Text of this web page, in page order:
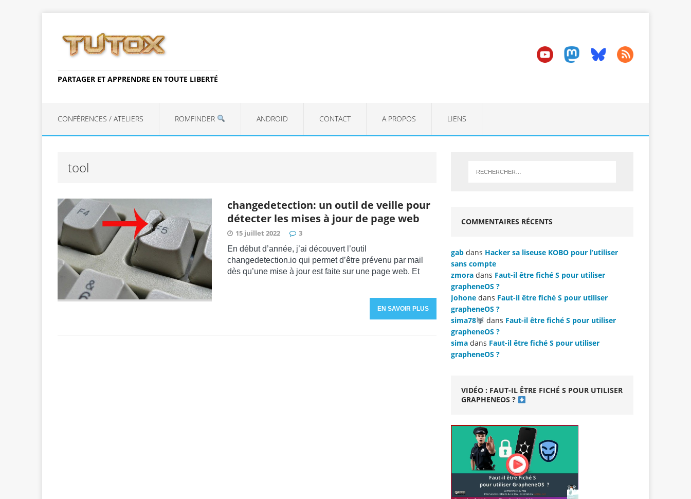
PARTAGER ET APPRENDRE EN TOUTE LIBERTÉ
CONFÉRENCES / ATELIERS ROMFINDER ANDROID CONTACT A PROPOS LIENS
tool
changedetection: un outil de veille pour
détecter les mises à jour de page web
15 juillet 2022 3
En début d’année, j’ai découvert l’outil
changedetection.io qui permet d’être prévenu par mail
dès qu’une mise à jour est faite sur une page web. Et
EN SAVOIR PLUS
COMMENTAIRES RÉCENTS
gab dans Hacker sa liseuse KOBO pour l’utiliser
sans compte
zmora dans Faut-il être fiché S pour utiliser
grapheneOS ?
Johone dans Faut-il être fiché S pour utiliser
grapheneOS ?
sima78
dans Faut-il être fiché S pour utiliser
grapheneOS ?
sima dans Faut-il être fiché S pour utiliser
grapheneOS ?
VIDÉO : FAUT-IL ÊTRE FICHÉ S POUR UTILISER
GRAPHENEOS ?